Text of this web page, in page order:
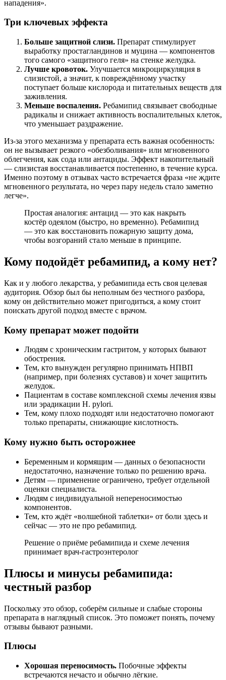
нападения».
Три ключевых эффекта
Больше защитной слизи. Препарат стимулирует
выработку простагландинов и муцина — компонентов
того самого «защитного геля» на стенке желудка.
Лучше кровоток. Улучшается микроциркуляция в
слизистой, а значит, к повреждённому участку
поступает больше кислорода и питательных веществ для
заживления.
Меньше воспаления. Ребамипид связывает свободные
радикалы и снижает активность воспалительных клеток,
что уменьшает раздражение.
Из-за этого механизма у препарата есть важная особенность:
он не вызывает резкого «обезболивания» или мгновенного
облегчения, как сода или антациды. Эффект накопительный
— слизистая восстанавливается постепенно, в течение курса.
Именно поэтому в отзывах часто встречается фраза «не ждите
мгновенного результата, но через пару недель стало заметно
легче».
Простая аналогия: антацид — это как накрыть
костёр одеялом (быстро, но временно). Ребамипид
— это как восстановить пожарную защиту дома,
чтобы возгораний стало меньше в принципе.
Кому подойдёт ребамипид, а кому нет?
Как и у любого лекарства, у ребамипида есть своя целевая
аудитория. Обзор был бы неполным без честного разбора,
кому он действительно может пригодиться, а кому стоит
поискать другой подход вместе с врачом.
Кому препарат может подойти
Людям с хроническим гастритом, у которых бывают
обострения.
Тем, кто вынужден регулярно принимать НПВП
(например, при болезнях суставов) и хочет защитить
желудок.
Пациентам в составе комплексной схемы лечения язвы
или эрадикации H. pylori.
Тем, кому плохо подходят или недостаточно помогают
только препараты, снижающие кислотность.
Кому нужно быть осторожнее
Беременным и кормящим — данных о безопасности
недостаточно, назначение только по решению врача.
Детям — применение ограничено, требует отдельной
оценки специалиста.
Людям с индивидуальной непереносимостью
компонентов.
Тем, кто ждёт «волшебной таблетки» от боли здесь и
сейчас — это не про ребамипид.
Решение о приёме ребамипида и схеме лечения
принимает врач-гастроэнтеролог
Плюсы и минусы ребамипида:
честный разбор
Поскольку это обзор, соберём сильные и слабые стороны
препарата в наглядный список. Это поможет понять, почему
отзывы бывают разными.
Плюсы
Хорошая переносимость. Побочные эффекты
встречаются нечасто и обычно лёгкие.